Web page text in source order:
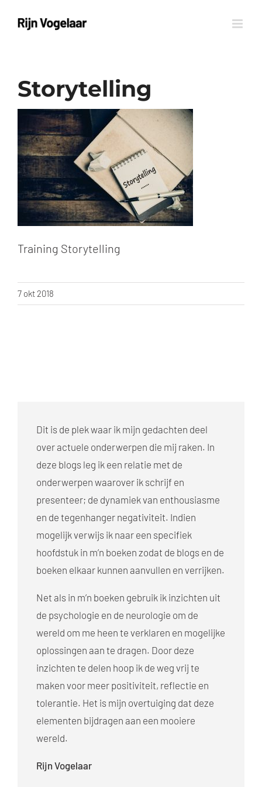
naar
Storytelling
Training Storytelling
7 okt 2018
Dit is de plek waar ik mijn gedachten deel
over actuele onderwerpen die mij raken. In
deze blogs leg ik een relatie met de
onderwerpen waarover ik schrijf en
presenteer; de dynamiek van enthousiasme
en de tegenhanger negativiteit. Indien
mogelijk verwijs ik naar een specifiek
hoofdstuk in m’n boeken zodat de blogs en de
boeken elkaar kunnen aanvullen en verrijken.
Net als in m’n boeken gebruik ik inzichten uit
de psychologie en de neurologie om de
wereld om me heen te verklaren en mogelijke
oplossingen aan te dragen. Door deze
inzichten te delen hoop ik de weg vrij te
maken voor meer positiviteit, reflectie en
tolerantie. Het is mijn overtuiging dat deze
elementen bijdragen aan een mooiere
wereld.
Rijn Vogelaar